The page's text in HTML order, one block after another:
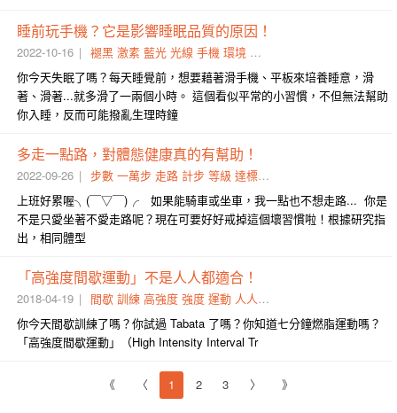
睡前玩手機？它是影響睡眠品質的原因！
2022-10-16 褪黑 激素 藍光 光線 手機 環境 平板
你今天失眠了嗎？每天睡覺前，想要藉著滑手機、平板來培養睡意，滑
著、滑著...就多滑了一兩個小時。 這個看似平常的小習慣，不但無法幫助
你入睡，反而可能撥亂生理時鐘
多走一點路，對體態健康真的有幫助！
2022-09-26 步數 一萬步 走路 計步 等級 達標 活動量
上班好累喔╮(￣▽￣)╭ 如果能騎車或坐車，我一點也不想走路... 你是
不是只愛坐著不愛走路呢？現在可要好好戒掉這個壞習慣啦！根據研究指
出，相同體型
「高強度間歇運動」不是人人都適合！
2018-04-19 間歇 訓練 高強度 強度 運動 人人 正確性
你今天間歇訓練了嗎？你試過 Tabata 了嗎？你知道七分鐘燃脂運動嗎？
「高強度間歇運動」（High Intensity Interval Tr
《 〈 1 2 3 〉 》